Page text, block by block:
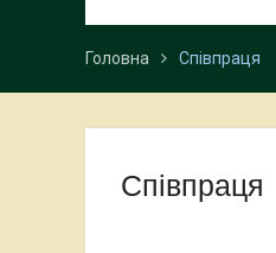
Головна Співпраця
Співпраця